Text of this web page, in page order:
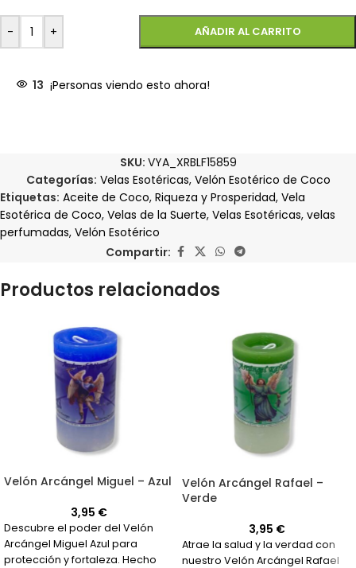
- + AÑADIR AL CARRITO
13 ¡Personas viendo esto ahora!
SKU: VYA_XRBLF15859
Categorías: Velas Esotéricas, Velón Esotérico de Coco
Etiquetas: Aceite de Coco, Riqueza y Prosperidad, Vela
Esotérica de Coco, Velas de la Suerte, Velas Esotéricas, velas
perfumadas, Velón Esotérico
Compartir:
Productos relacionados
Velón Arcángel Miguel – Azul
3,95 €
Descubre el poder del Velón
Arcángel Miguel Azul para
protección y fortaleza. Hecho
Velón Arcángel Rafael –
Verde
3,95 €
Atrae la salud y la verdad con
nuestro Velón Arcángel Rafael